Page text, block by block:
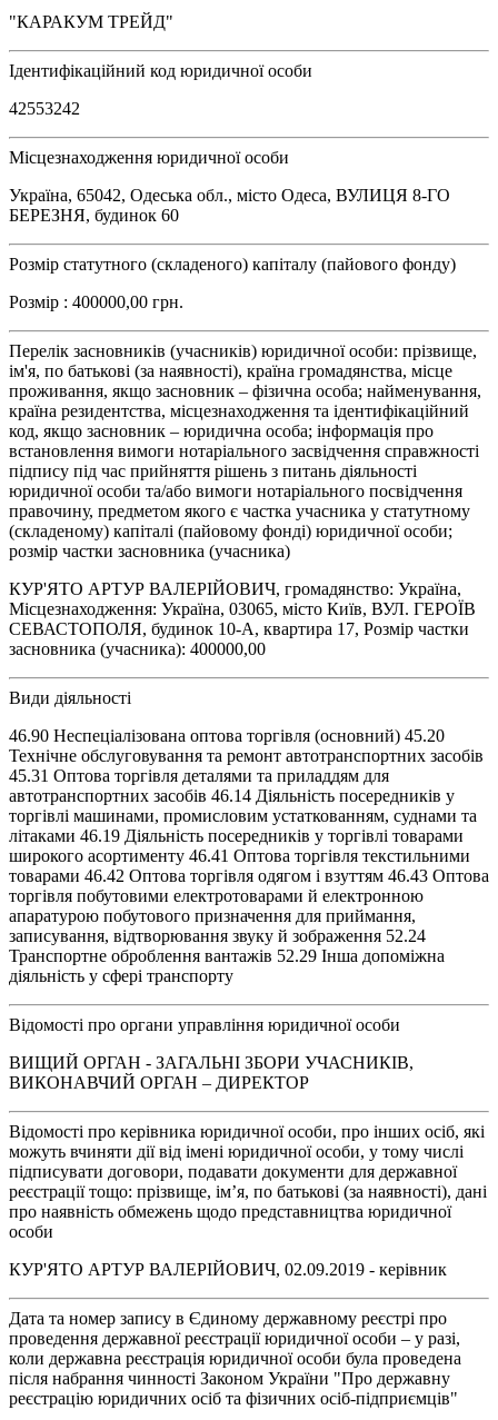
"КАРАКУМ ТРЕЙД"
Ідентифікаційний код юридичної особи
42553242
Місцезнаходження юридичної особи
Україна, 65042, Одеська обл., місто Одеса, ВУЛИЦЯ 8-ГО
БЕРЕЗНЯ, будинок 60
Розмір статутного (складеного) капіталу (пайового фонду)
Розмір : 400000,00 грн.
Перелік засновників (учасників) юридичної особи: прізвище,
ім'я, по батькові (за наявності), країна громадянства, місце
проживання, якщо засновник – фізична особа; найменування,
країна резидентства, місцезнаходження та ідентифікаційний
код, якщо засновник – юридична особа; інформація про
встановлення вимоги нотаріального засвідчення справжності
підпису під час прийняття рішень з питань діяльності
юридичної особи та/або вимоги нотаріального посвідчення
правочину, предметом якого є частка учасника у статутному
(складеному) капіталі (пайовому фонді) юридичної особи;
розмір частки засновника (учасника)
КУР'ЯТО АРТУР ВАЛЕРІЙОВИЧ, громадянство: Україна,
Місцезнаходження: Україна, 03065, місто Київ, ВУЛ. ГЕРОЇВ
СЕВАСТОПОЛЯ, будинок 10-А, квартира 17, Розмір частки
засновника (учасника): 400000,00
Види діяльності
46.90 Неспеціалізована оптова торгівля (основний) 45.20
Технічне обслуговування та ремонт автотранспортних засобів
45.31 Оптова торгівля деталями та приладдям для
автотранспортних засобів 46.14 Діяльність посередників у
торгівлі машинами, промисловим устаткованням, суднами та
літаками 46.19 Діяльність посередників у торгівлі товарами
широкого асортименту 46.41 Оптова торгівля текстильними
товарами 46.42 Оптова торгівля одягом і взуттям 46.43 Оптова
торгівля побутовими електротоварами й електронною
апаратурою побутового призначення для приймання,
записування, відтворювання звуку й зображення 52.24
Транспортне оброблення вантажів 52.29 Інша допоміжна
діяльність у сфері транспорту
Відомості про органи управління юридичної особи
ВИЩИЙ ОРГАН - ЗАГАЛЬНІ ЗБОРИ УЧАСНИКІВ,
ВИКОНАВЧИЙ ОРГАН – ДИРЕКТОР
Відомості про керівника юридичної особи, про інших осіб, які
можуть вчиняти дії від імені юридичної особи, у тому числі
підписувати договори, подавати документи для державної
реєстрації тощо: прізвище, ім’я, по батькові (за наявності), дані
про наявність обмежень щодо представництва юридичної
особи
КУР'ЯТО АРТУР ВАЛЕРІЙОВИЧ, 02.09.2019 - керівник
Дата та номер запису в Єдиному державному реєстрі про
проведення державної реєстрації юридичної особи – у разі,
коли державна реєстрація юридичної особи була проведена
після набрання чинності Законом України "Про державну
реєстрацію юридичних осіб та фізичних осіб-підприємців"